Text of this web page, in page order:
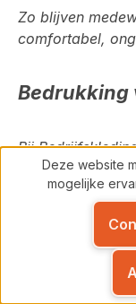
Zo blijven
comfortabel,
Bedrukking
Bij
basis niet
op aanvraag
het type
gerust contact
mogelijkheden.
Deze website
mogelijke